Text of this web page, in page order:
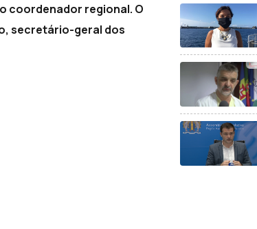
coordenador regional. O
secretário-geral dos